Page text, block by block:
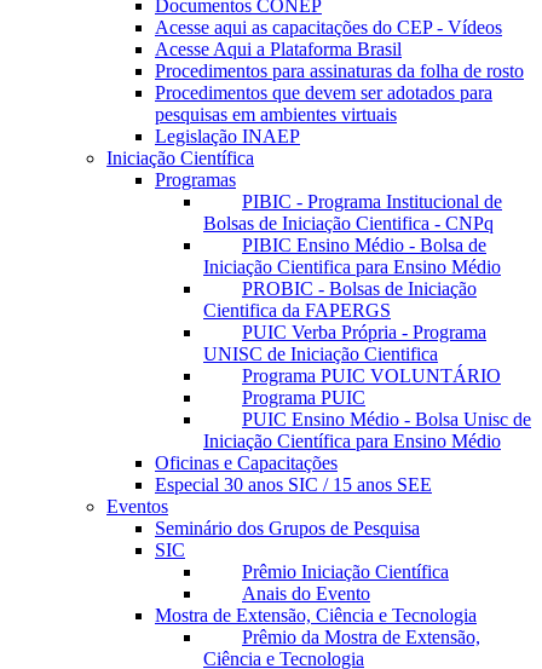
Documentos CONEP
Acesse aqui as capacitações do CEP - Vídeos
Acesse Aqui a Plataforma Brasil
Procedimentos para assinaturas da folha de rosto
Procedimentos que devem ser adotados para
pesquisas em ambientes virtuais
Legislação INAEP
Iniciação Científica
Programas
PIBIC - Programa Institucional de
Bolsas de Iniciação Cientifica - CNPq
PIBIC Ensino Médio - Bolsa de
Iniciação Cientifica para Ensino Médio
PROBIC - Bolsas de Iniciação
Cientifica da FAPERGS
PUIC Verba Própria - Programa
UNISC de Iniciação Cientifica
Programa PUIC VOLUNTÁRIO
Programa PUIC
PUIC Ensino Médio - Bolsa Unisc de
Iniciação Científica para Ensino Médio
Oficinas e Capacitações
Especial 30 anos SIC / 15 anos SEE
Eventos
Seminário dos Grupos de Pesquisa
SIC
Prêmio Iniciação Científica
Anais do Evento
Mostra de Extensão, Ciência e Tecnologia
Prêmio da Mostra de Extensão,
Ciência e Tecnologia